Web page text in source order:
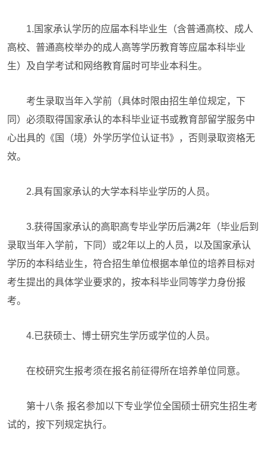
1.国家承认学历的应届本科毕业生（含普通高校、成人
高校、普通高校举办的成人高等学历教育等应届本科毕业
生）及自学考试和网络教育届时可毕业本科生。
考生录取当年入学前（具体时限由招生单位规定，下
同）必须取得国家承认的本科毕业证书或教育部留学服务中
心出具的《国（境）外学历学位认证书》，否则录取资格无
效。
2.具有国家承认的大学本科毕业学历的人员。
3.获得国家承认的高职高专毕业学历后满2年（毕业后到
录取当年入学前，下同）或2年以上的人员，以及国家承认
学历的本科结业生，符合招生单位根据本单位的培养目标对
考生提出的具体学业要求的，按本科毕业同等学力身份报
考。
4.已获硕士、博士研究生学历或学位的人员。
在校研究生报考须在报名前征得所在培养单位同意。
第十八条 报名参加以下专业学位全国硕士研究生招生考
试的，按下列规定执行。